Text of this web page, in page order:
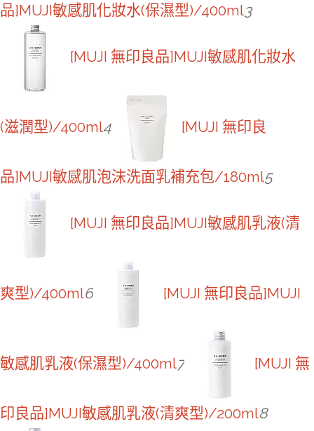
品]MUJI敏感肌化妝水(保濕型)/400ml3
[MUJI 無印良品]MUJI敏感肌化妝水
(滋潤型)/400ml4 [MUJI 無印良
品]MUJI敏感肌泡沫洗面乳補充包/180ml5
[MUJI 無印良品]MUJI敏感肌乳液(清
爽型)/400ml6 [MUJI 無印良品]MUJI
敏感肌乳液(保濕型)/400ml7 [MUJI 無
印良品]MUJI敏感肌乳液(清爽型)/200ml8